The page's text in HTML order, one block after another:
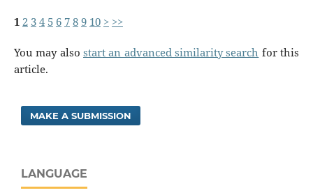
12 34 5 6 789 10 > >>
You may also start an advanced similarity search for this
article.
MAKE A SUBMISSION
LANGUAGE